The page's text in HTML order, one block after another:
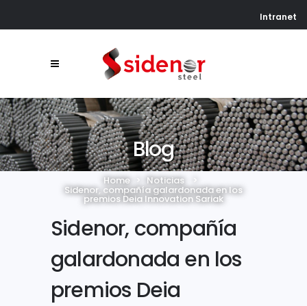
Intranet
Blog
Home > Noticias
Sidenor, compañía galardonada en los
premios Deia Innovation Sariak
Sidenor, compañía
galardonada en los
premios Deia